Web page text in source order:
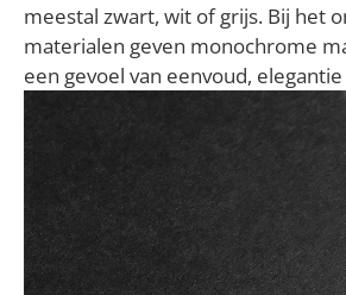
meestal zwart, wit of grijs. Bij het
materialen geven monochrome
een gevoel van eenvoud,